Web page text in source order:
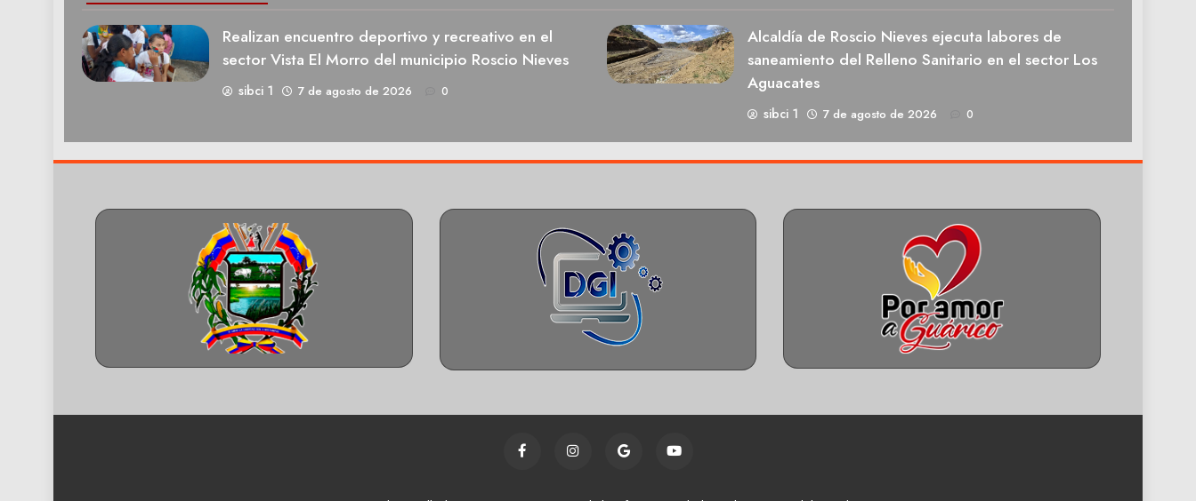
Realizan encuentro deportivo y recreativo en el
sector Vista El Morro del municipio Roscio Nieves
sibci 1 7 de agosto de 2026 0
Alcaldía de Roscio Nieves ejecuta labores de
saneamiento del Relleno Sanitario en el sector Los
Aguacates
sibci 1 7 de agosto de 2026 0